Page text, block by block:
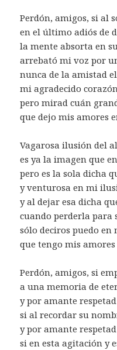
Perdón, amigos, si al
en el último adiós de
la mente absorta en
arrebató mi voz por
nunca de la amistad
mi agradecido
pero mirad cuán
que dejo mis amores
Vagarosa ilusión del
es ya la imagen que
pero es la sola dicha
y venturosa en mi
y al dejar esa dicha
cuando perderla para
sólo deciros puedo en
que tengo mis amores
Perdón, amigos, si
a una memoria de
y por amante
si al recordar su
y por amante
si en esta agitación y